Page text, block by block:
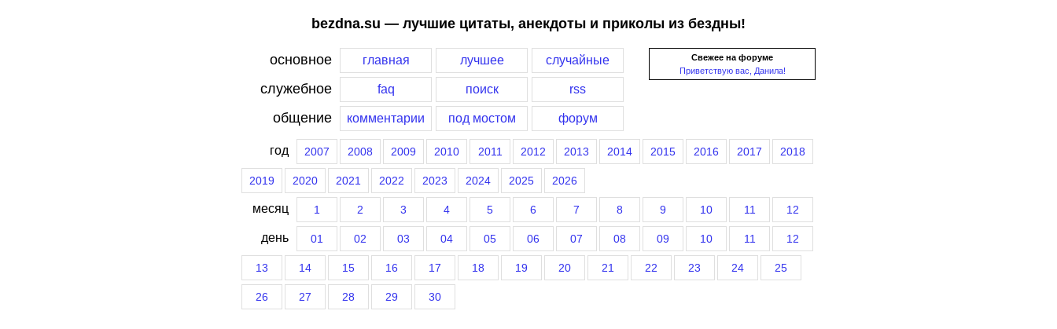
bezdna.su — лучшие цитаты, анекдоты и приколы из бездны!
Свежее на форуме
Приветствую вас, Данила!
основное главная лучшее случайные
служебное faq поиск rss
общение комментарии под мостом форум
год 2007 2008 2009 2010 2011 2012 2013 2014 2015 2016 2017 2018
2019 2020 2021 2022 2023 2024 2025 2026
месяц 1 2 3 4 5 6 7 8 9 10 11 12
день 01 02 03 04 05 06 07 08 09 10 11 12
13 14 15 16 17 18 19 20 21 22 23 24 25
26 27 28 29 30